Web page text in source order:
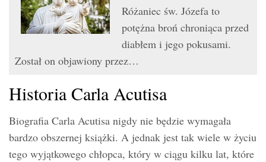
Różaniec św. Józefa to
potężna broń chroniąca przed
diabłem i jego pokusami.
Został on objawiony przez…
Historia Carla Acutisa
Biografia Carla Acutisa nigdy nie będzie wymagała
bardzo obszernej książki. A jednak jest tak wiele w życiu
tego wyjątkowego chłopca, który w ciągu kilku lat, które